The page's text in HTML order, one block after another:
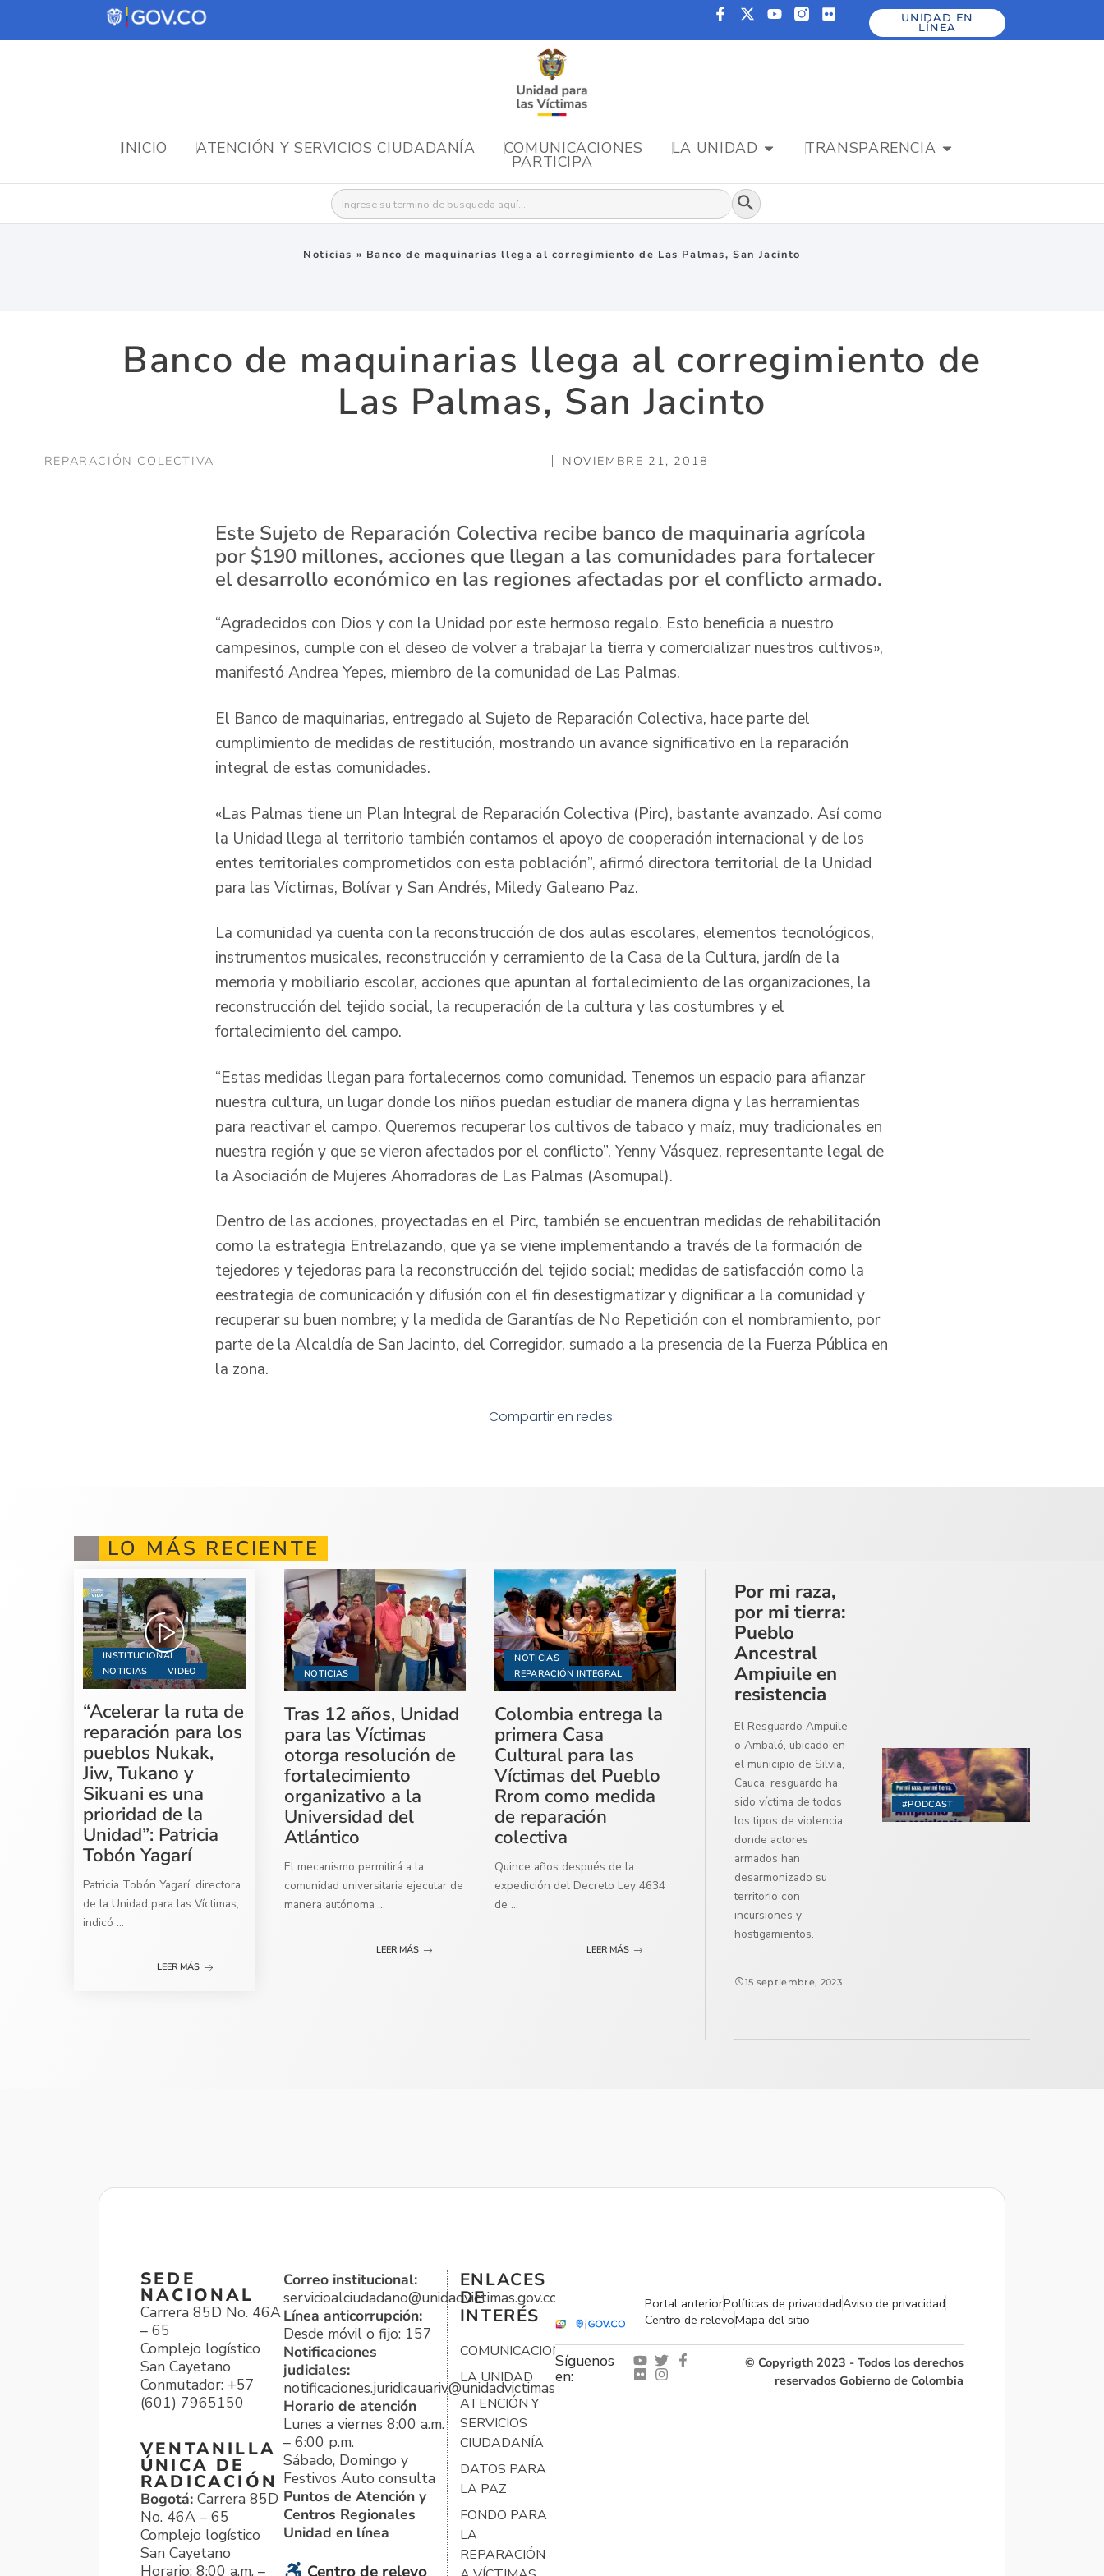
UNIDAD EN
LÍNEA
INICIO ATENCIÓN Y SERVICIOS CIUDADANÍA COMUNICACIONES LA UNIDAD TRANSPARENCIA
PARTICIPA
Buscar: Botón de búsqueda
Noticias » Banco de maquinarias llega al corregimiento de Las Palmas, San Jacinto
Banco de maquinarias llega al corregimiento de
Las Palmas, San Jacinto
REPARACIÓN COLECTIVA NOVIEMBRE 21, 2018
Este Sujeto de Reparación Colectiva recibe banco de maquinaria agrícola
por $190 millones, acciones que llegan a las comunidades para fortalecer
el desarrollo económico en las regiones afectadas por el conflicto armado.
“Agradecidos con Dios y con la Unidad por este hermoso regalo. Esto beneficia a nuestro
campesinos, cumple con el deseo de volver a trabajar la tierra y comercializar nuestros cultivos»,
manifestó Andrea Yepes, miembro de la comunidad de Las Palmas.
El Banco de maquinarias, entregado al Sujeto de Reparación Colectiva, hace parte del
cumplimiento de medidas de restitución, mostrando un avance significativo en la reparación
integral de estas comunidades.
«Las Palmas tiene un Plan Integral de Reparación Colectiva (Pirc), bastante avanzado. Así como
la Unidad llega al territorio también contamos el apoyo de cooperación internacional y de los
entes territoriales comprometidos con esta población”, afirmó directora territorial de la Unidad
para las Víctimas, Bolívar y San Andrés, Miledy Galeano Paz.
La comunidad ya cuenta con la reconstrucción de dos aulas escolares, elementos tecnológicos,
instrumentos musicales, reconstrucción y cerramiento de la Casa de la Cultura, jardín de la
memoria y mobiliario escolar, acciones que apuntan al fortalecimiento de las organizaciones, la
reconstrucción del tejido social, la recuperación de la cultura y las costumbres y el
fortalecimiento del campo.
“Estas medidas llegan para fortalecernos como comunidad. Tenemos un espacio para afianzar
nuestra cultura, un lugar donde los niños puedan estudiar de manera digna y las herramientas
para reactivar el campo. Queremos recuperar los cultivos de tabaco y maíz, muy tradicionales en
nuestra región y que se vieron afectados por el conflicto”, Yenny Vásquez, representante legal de
la Asociación de Mujeres Ahorradoras de Las Palmas (Asomupal).
Dentro de las acciones, proyectadas en el Pirc, también se encuentran medidas de rehabilitación
como la estrategia Entrelazando, que ya se viene implementando a través de la formación de
tejedores y tejedoras para la reconstrucción del tejido social; medidas de satisfacción como la
eestrategia de comunicación y difusión con el fin desestigmatizar y dignificar a la comunidad y
recuperar su buen nombre; y la medida de Garantías de No Repetición con el nombramiento, por
parte de la Alcaldía de San Jacinto, del Corregidor, sumado a la presencia de la Fuerza Pública en
la zona.
Compartir en redes:
LO MÁS RECIENTE
INSTITUCIONAL
NOTICIAS
VIDEO
“Acelerar la ruta de
reparación para los
pueblos Nukak,
Jiw, Tukano y
Sikuani es una
prioridad de la
Unidad”: Patricia
Tobón Yagarí
Patricia Tobón Yagarí, directora
de la Unidad para las Víctimas,
indicó ...
LEER MÁS
NOTICIAS
Tras 12 años, Unidad
para las Víctimas
otorga resolución de
fortalecimiento
organizativo a la
Universidad del
Atlántico
El mecanismo permitirá a la
comunidad universitaria ejecutar de
manera autónoma ...
LEER MÁS
NOTICIAS
REPARACIÓN INTEGRAL
Colombia entrega la
primera Casa
Cultural para las
Víctimas del Pueblo
Rrom como medida
de reparación
colectiva
Quince años después de la
expedición del Decreto Ley 4634
de ...
LEER MÁS
#PODCAST
Por mi raza,
por mi tierra:
Pueblo
Ancestral
Ampiuile en
resistencia
El Resguardo Ampuile
o Ambaló, ubicado en
el municipio de Silvia,
Cauca, resguardo ha
sido víctima de todos
los tipos de violencia,
donde actores
armados han
desarmonizado su
territorio con
incursiones y
hostigamientos.
15 septiembre, 2023
SEDE
NACIONAL
Carrera 85D No. 46A
– 65
Complejo logístico
San Cayetano
Conmutador: +57
(601) 7965150
VENTANILLA
ÚNICA DE
RADICACIÓN
Bogotá: Carrera 85D
No. 46A – 65
Complejo logístico
San Cayetano
Horario: 8:00 a.m. –
Correo institucional:
servicioalciudadano@unidadvictimas.gov.co
Línea anticorrupción:
Desde móvil o fijo: 157
Notificaciones
judiciales:
notificaciones.juridicauariv@unidadvictimas.gov.co
Horario de atención
Lunes a viernes 8:00 a.m.
– 6:00 p.m.
Sábado, Domingo y
Festivos Auto consulta
Puntos de Atención y
Centros Regionales
Unidad en línea
ENLACES
DE
INTERÉS
COMUNICACIONES
LA UNIDAD
ATENCIÓN Y
SERVICIOS
CIUDADANÍA
DATOS PARA
LA PAZ
FONDO PARA
LA
REPARACIÓN
Portal anteriorPolíticas de privacidadAviso de privacidad
Centro de relevoMapa del sitio
Síguenos
en:
© Copyrigth 2023 - Todos los derechos
reservados Gobierno de Colombia